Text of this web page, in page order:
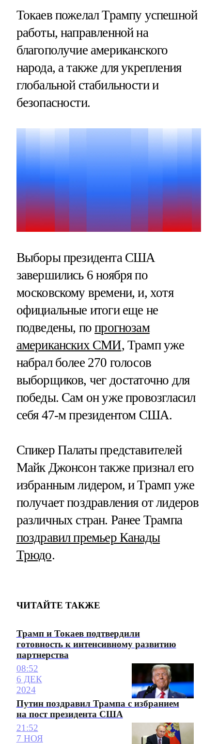
Токаев пожелал Трампу успешной
работы, направленной на
благополучие американского
народа, а также для укрепления
глобальной стабильности и
безопасности.
Выборы президента США
завершились 6 ноября по
московскому времени, и, хотя
официальные итоги еще не
подведены, попрогнозам
американских СМИ, Трамп уже
набрал более 270 голосов
выборщиков, чег достаточно для
победы. Сам он уже провозгласил
себя 47-м президентом США.
Спикер Палаты представителей
Майк Джонсон также признал его
избранным лидером, и Трамп уже
получает поздравления от лидеров
различных стран. Ранее Трампа
поздравил премьер Канады
Трюдо.
ЧИТАЙТЕ ТАКЖЕ
Трамп и Токаев подтвердили
готовность к интенсивному развитию
партнерства
08:52
6 ДЕК
2024
Путин поздравил Трампа с избранием
на пост президента США
21:52
7 НОЯ